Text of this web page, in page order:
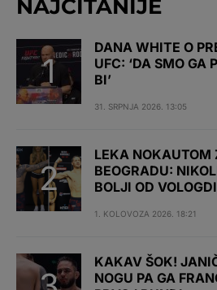
NAJČITANIJE
DANA WHITE O
UFC: ‘DA SMO GA
BI’
31. SRPNJA 2026. 13:05
LEKA NOKAUTOM
BEOGRADU:
BOLJI OD
1. KOLOVOZA 2026. 18:21
KAKAV ŠOK!
NOGU PA GA